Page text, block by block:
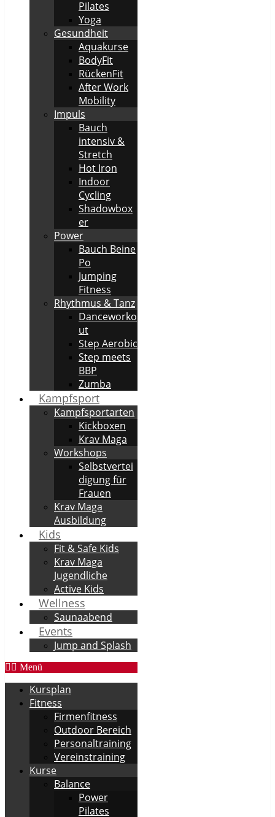
Pilates
Yoga
Gesundheit
Aquakurse
BodyFit
RückenFit
After Work
Mobility
Impuls
Bauch
intensiv &
Stretch
Hot Iron
Indoor
Cycling
Shadowbox
er
Power
Bauch Beine
Po
Jumping
Fitness
Rhythmus & Tanz
Danceworko
ut
Step Aerobic
Step meets
BBP
Zumba
Kampfsport
Kampfsportarten
Kickboxen
Krav Maga
Workshops
Selbstvertei
digung für
Frauen
Krav Maga
Ausbildung
Kids
Fit & Safe Kids
Krav Maga
Jugendliche
Active Kids
Wellness
Saunaabend
Events
Jump and Splash
Menü
Kursplan
Fitness
Firmenfitness
Outdoor Bereich
Personaltraining
Vereinstraining
Kurse
Balance
Power
Pilates